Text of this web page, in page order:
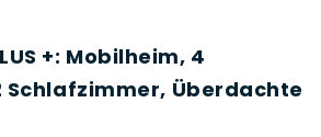
+: Mobilheim, 4
Schlafzimmer, Überdachte